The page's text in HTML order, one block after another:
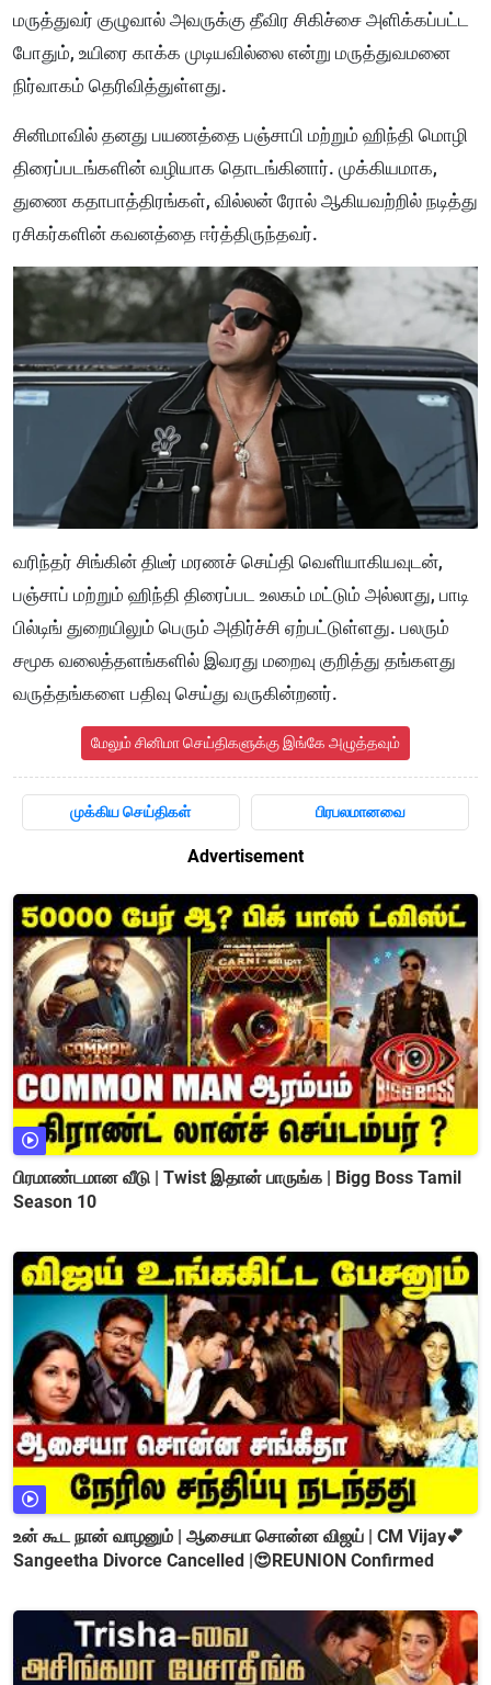
மருத்துவர் குழுவால் அவருக்கு தீவிர சிகிச்சை அளிக்கப்பட்ட
போதும், உயிரை காக்க முடியவில்லை என்று மருத்துவமனை
நிர்வாகம் தெரிவித்துள்ளது.
சினிமாவில் தனது பயணத்தை பஞ்சாபி மற்றும் ஹிந்தி மொழி
திரைப்படங்களின் வழியாக தொடங்கினார். முக்கியமாக,
துணை கதாபாத்திரங்கள், வில்லன் ரோல் ஆகியவற்றில் நடித்து
ரசிகர்களின் கவனத்தை ஈர்த்திருந்தவர்.
வரிந்தர் சிங்கின் திடீர் மரணச் செய்தி வெளியாகியவுடன்,
பஞ்சாப் மற்றும் ஹிந்தி திரைப்பட உலகம் மட்டும் அல்லாது, பாடி
பில்டிங் துறையிலும் பெரும் அதிர்ச்சி ஏற்பட்டுள்ளது. பலரும்
சமூக வலைத்தளங்களில் இவரது மறைவு குறித்து தங்களது
வருத்தங்களை பதிவு செய்து வருகின்றனர்.
மேலும் சினிமா செய்திகளுக்கு இங்கே அழுத்தவும்
முக்கிய செய்திகள் பிரபலமானவை
Advertisement
பிரமாண்டமான வீடு | Twist இதான் பாருங்க | Bigg Boss Tamil
Season 10
உன் கூட நான் வாழனும் | ஆசையா சொன்ன விஜய் | CM Vijay💕
Sangeetha Divorce Cancelled |😍REUNION Confirmed